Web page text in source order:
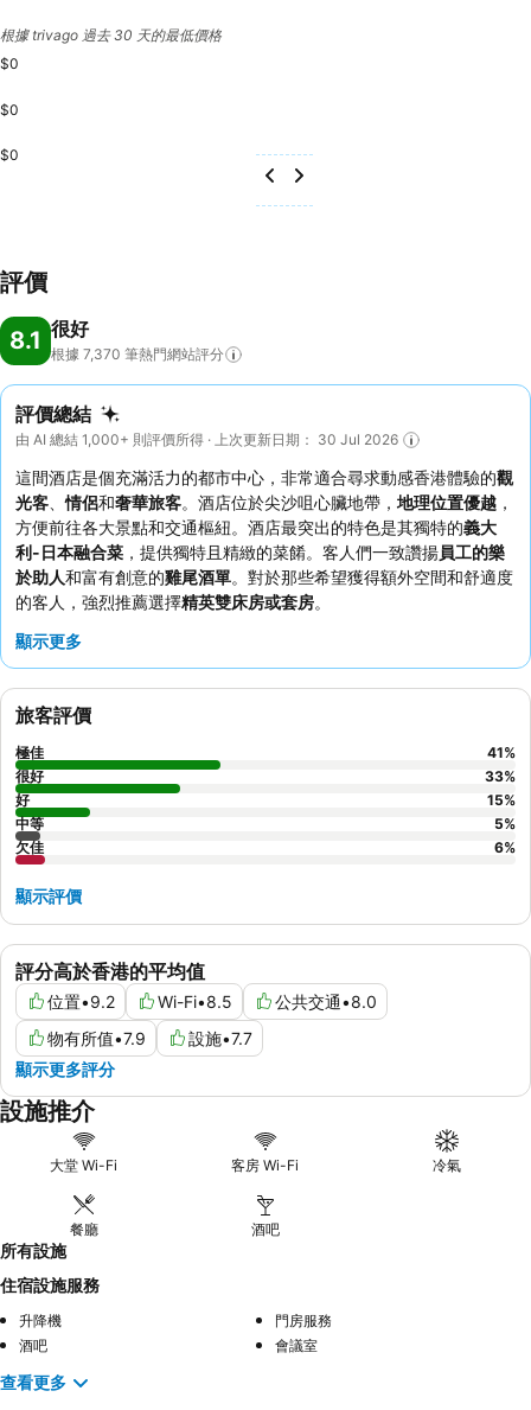
根據 trivago 過去 30 天的最低價格
$0
$0
$0
評價
8.1 很好
根據 7,370 筆熱門網站評分
評價總結
由 AI 總結 1,000+ 則評價所得 · 上次更新日期： 30 Jul 2026
這間酒店是個充滿活力的都市中心，非常適合尋求動感香港體驗的觀
光客 、情侶和奢華旅客。酒店位於尖沙咀心臟地帶， 地理位置優越 ，
方便前往各大景點和交通樞紐。酒店最突出的特色是其獨特的義大
利-日本融合菜 ，提供獨特且精緻的菜餚。客人們一致讚揚員工的樂
於助人和富有創意的雞尾酒單。對於那些希望獲得額外空間和舒適度
的客人，強烈推薦選擇精英雙床房或套房。
顯示更多
評分高於香港的平均值
位置•9.2 Wi-Fi•8.5 公共交通•8.0
物有所值•7.9 設施•7.7
顯示更多評分
旅客評價
極佳 41%
很好
33%
好
15%
中等
5%
欠佳
6%
顯示評價
設施推介
大堂 Wi-Fi 客房 Wi-Fi 冷氣
餐廳 酒吧
所有設施
住宿設施服務
升降機
門房服務
酒吧
會議室
查看更多